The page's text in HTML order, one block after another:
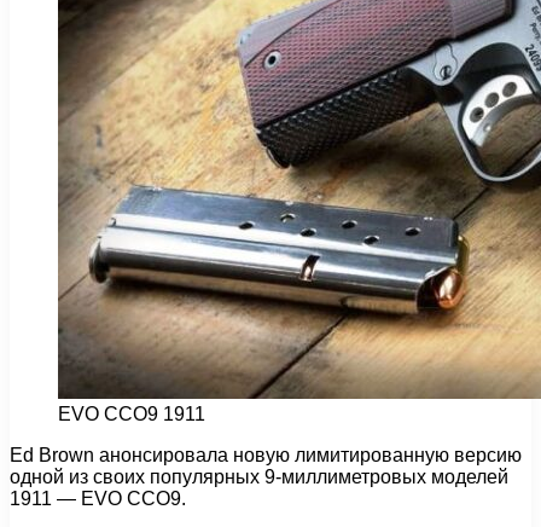
EVO CCO9 1911
Ed Brown анонсировала новую лимитированную версию
одной из своих популярных 9-миллиметровых моделей
1911 — EVO CCO9.